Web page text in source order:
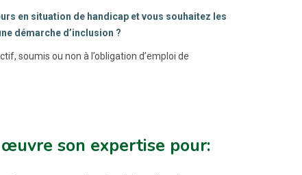
en situation de handicap et vous souhaitez les
démarche d’inclusion ?
soumis ou non à l’obligation d’emploi de
son expertise pour: